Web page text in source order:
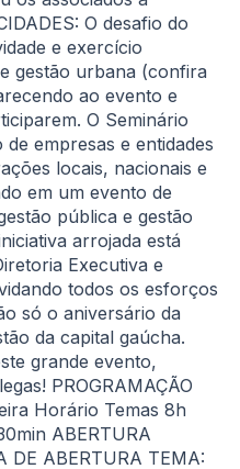
O desafio do
e exercício
gestão urbana (confira
ao evento e
O Seminário
empresas e entidades
locais, nacionais e
em um evento de
pública e gestão
arrojada está
Executiva e
todos os esforços
só o aniversário da
da capital gaúcha.
grande evento,
PROGRAMAÇÃO
Horário Temas 8h
ABERTURA
DE ABERTURA TEMA: